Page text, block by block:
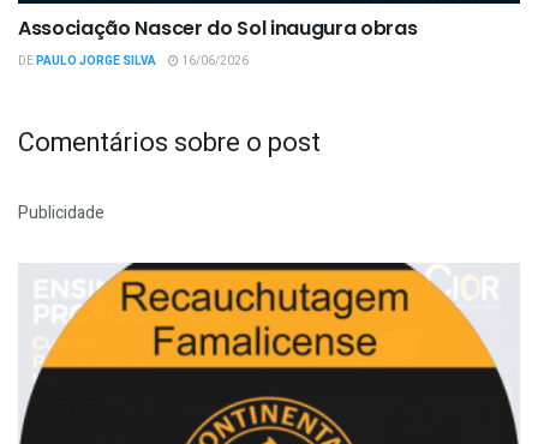
Associação Nascer do Sol inaugura obras
DEPAULO JORGE SILVA 16/06/2026
Comentários sobre o post
Publicidade